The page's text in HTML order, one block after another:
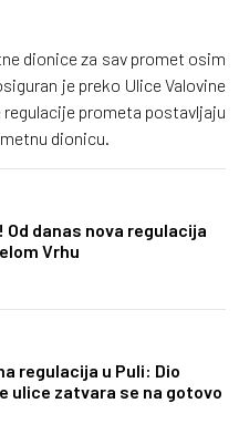
dionice za sav promet osim
je preko Ulice Valovine
prometa postavljaju
dionicu.
Od danas nova regulacija
Vrhu
regulacija u Puli: Dio
ulice zatvara se na gotovo